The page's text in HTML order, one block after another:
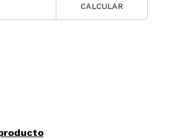
CALCULAR